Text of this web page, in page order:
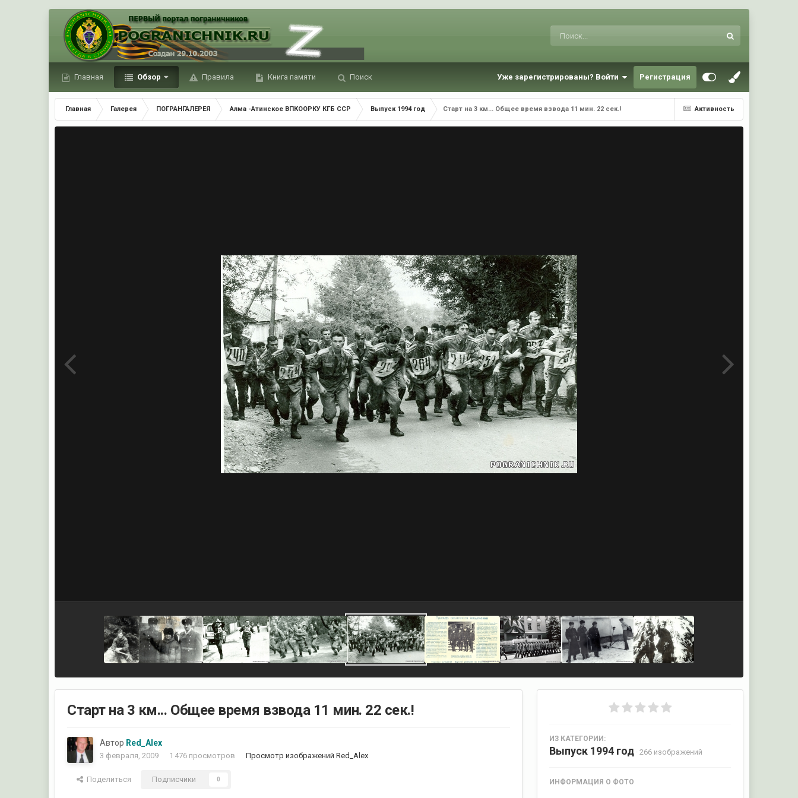
Главная Обзор Правила Книга памяти Поиск Уже зарегистрированы? Войти Регистрация
Активность
Главная Галерея ПОГРАНГАЛЕРЕЯ Алма -Атинское ВПКООРКУ КГБ ССР Выпуск 1994 год Старт на 3 км... Общее время взвода 11 мин. 22 сек.!
Старт на 3 км... Общее время взвода 11 мин. 22 сек.!
Автор Red_Alex
3 февраля, 2009 1 476 просмотров Просмотр изображений Red_Alex
Поделиться Подписчики 0
ИЗ КАТЕГОРИИ:
Выпуск 1994 год · 266 изображений
ИНФОРМАЦИЯ О ФОТО